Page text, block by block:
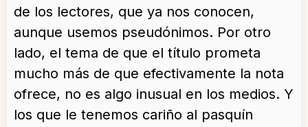
de los lectores, que ya nos conocen,
aunque usemos pseudónimos. Por otro
lado, el tema de que el título prometa
mucho más de que efectivamente la nota
ofrece, no es algo inusual en los medios. Y
los que le tenemos cariño al pasquín